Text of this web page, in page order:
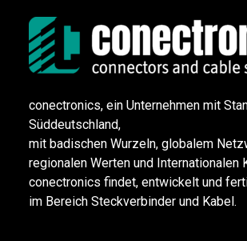
conectronics, ein Unternehmen mit
Süddeutschland,
mit badischen Wurzeln, globalem
regionalen Werten und Internationalen
conectronics findet, entwickelt und
im Bereich Steckverbinder und Kabel.